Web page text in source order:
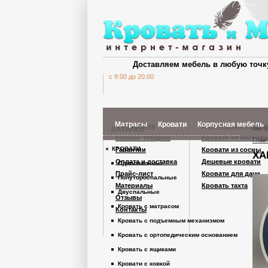
c 9:00 до 20:00
Доставляем мебель в любую
Матрасы Кровати Корпусная мебель
Шкафы Кардинал
Шкафы из дерева
Комоды
Вы
КАТАЛОГ
КРОВАТИ
Односпальные
Полутороспальные
Двуспальные
Кровать с матрасом
Кровать с подъемным механизмом
Кровать с ортопедическим основанием
Кровать с ящиками
Кровати с ковкой
О компании
Каталог товаров
Гарантии
Оплата и доставка
Прайс-лист
Материалы
Отзывы
Контакты
Деревянные
Кровати из массива
Кровати из сосны
Дешевые кровати
Кровати для дачи
Кровать тахта